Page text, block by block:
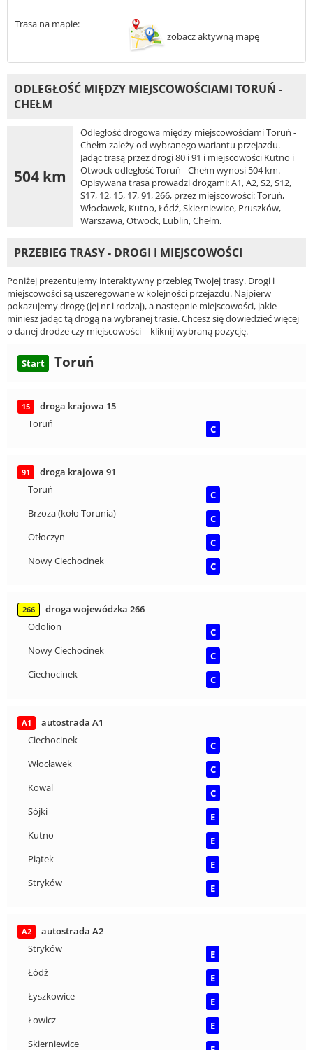
Trasa na mapie:
zobacz aktywną mapę
ODLEGŁOŚĆ MIĘDZY MIEJSCOWOŚCIAMI TORUŃ -
CHEŁM
504 km
Odległość drogowa między miejscowościami Toruń -
Chełm zależy od wybranego wariantu przejazdu.
Jadąc trasą przez drogi 80 i 91 i miejscowości Kutno i
Otwock odległość Toruń - Chełm wynosi 504 km.
Opisywana trasa prowadzi drogami: A1, A2, S2, S12,
S17, 12, 15, 17, 91, 266, przez miejscowości: Toruń,
Włocławek, Kutno, Łódź, Skierniewice, Pruszków,
Warszawa, Otwock, Lublin, Chełm.
PRZEBIEG TRASY - DROGI I MIEJSCOWOŚCI
Poniżej prezentujemy interaktywny przebieg Twojej trasy. Drogi i
miejscowości są uszeregowane w kolejności przejazdu. Najpierw
pokazujemy drogę (jej nr i rodzaj), a następnie miejscowości, jakie
miniesz jadąc tą drogą na wybranej trasie. Chcesz się dowiedzieć więcej
o danej drodze czy miejscowości – kliknij wybraną pozycję.
Start Toruń
15
droga krajowa 15
Toruń
C
91
droga krajowa 91
Toruń
C
Brzoza (koło Torunia)
C
Otłoczyn
C
Nowy Ciechocinek
C
266
droga wojewódzka 266
Odolion
C
Nowy Ciechocinek
C
Ciechocinek
C
A1
autostrada A1
Ciechocinek
C
Włocławek
C
Kowal
C
Sójki
E
Kutno
E
Piątek
E
Stryków
E
A2
autostrada A2
Stryków
E
Łódź
E
Łyszkowice
E
Łowicz
E
Skierniewice